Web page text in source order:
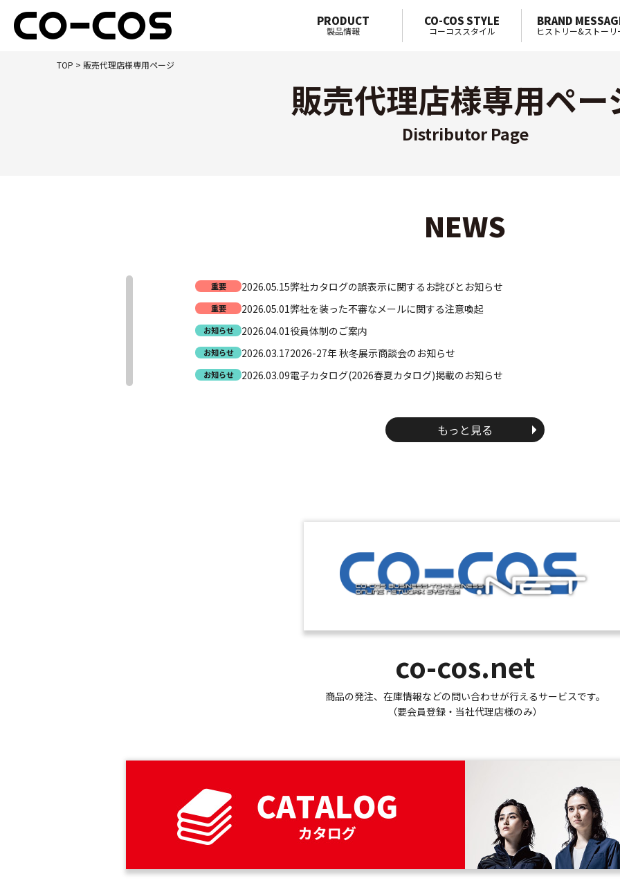
PRODUCT
製品情報
CO-COS STYLE
コーコススタイル
BRAND
ヒストリー&ストーリ
TOP > 販売代理店様専用ページ
販売代理店様専用ペー
Distributor Page
NEWS
重要 2026.05.15弊社カタログの誤表示に関するお詫びとお知らせ
重要 2026.05.01弊社を装った不審なメールに関する注意喚起
お知らせ 2026.04.01役員体制のご案内
お知らせ 2026.03.172026-27年 秋冬展示商談会のお知らせ
お知らせ 2026.03.09電子カタログ(2026春夏カタログ)掲載のお知らせ
もっと見る
co-cos.net
商品の発注、在庫情報などの問い合わせが行えるサービスです。
（要会員登録・当社代理店様のみ）